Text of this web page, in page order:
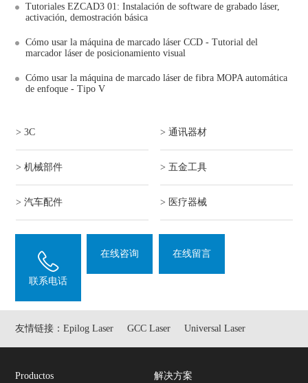
Tutoriales EZCAD3 01: Instalación de software de grabado láser,
activación, demostración básica
Cómo usar la máquina de marcado láser CCD - Tutorial del
marcador láser de posicionamiento visual
Cómo usar la máquina de marcado láser de fibra MOPA automática
de enfoque - Tipo V
> 3C > 通讯器材
> 机械部件 > 五金工具
> 汽车配件 > 医疗器械
联系电话
在线咨询 在线留言
友情链接：Epilog Laser GCC Laser Universal Laser
Productos 解决方案